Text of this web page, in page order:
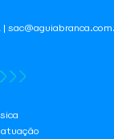
|
atuação